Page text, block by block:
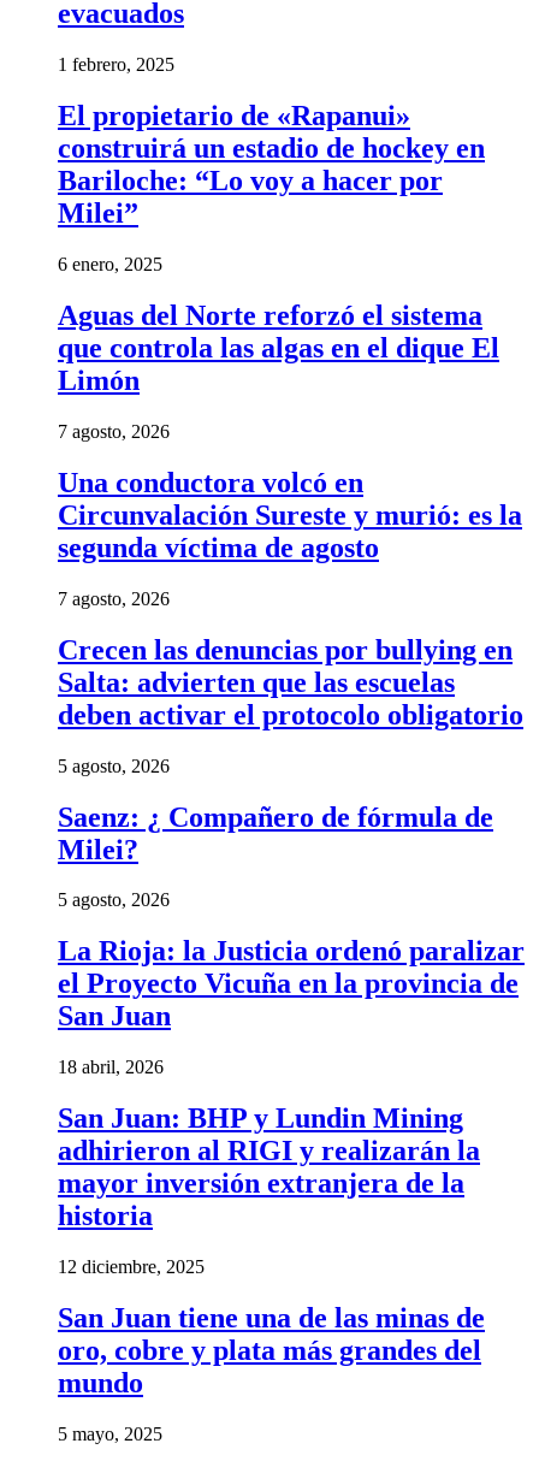
evacuados
1 febrero, 2025
El propietario de «Rapanui»
construirá un estadio de hockey en
Bariloche: “Lo voy a hacer por
Milei”
6 enero, 2025
Aguas del Norte reforzó el sistema
que controla las algas en el dique El
Limón
7 agosto, 2026
Una conductora volcó en
Circunvalación Sureste y murió: es la
segunda víctima de agosto
7 agosto, 2026
Crecen las denuncias por bullying en
Salta: advierten que las escuelas
deben activar el protocolo obligatorio
5 agosto, 2026
Saenz: ¿ Compañero de fórmula de
Milei?
5 agosto, 2026
La Rioja: la Justicia ordenó paralizar
el Proyecto Vicuña en la provincia de
San Juan
18 abril, 2026
San Juan: BHP y Lundin Mining
adhirieron al RIGI y realizarán la
mayor inversión extranjera de la
historia
12 diciembre, 2025
San Juan tiene una de las minas de
oro, cobre y plata más grandes del
mundo
5 mayo, 2025